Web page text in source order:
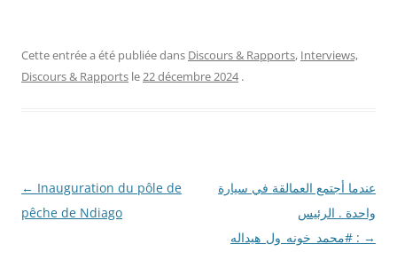
Cette entrée a été publiée dans Discours & Rapports, Interviews,
Discours & Rapports le22 décembre 2024 .
Navigation
des
← Inauguration du pôle de
pêche de Ndiago
عندما أجتمع العمالقة في سيارة
واحدة . الرئيس
#محمد_خونه_ول_هيداله : →